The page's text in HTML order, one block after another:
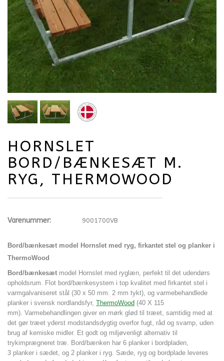
HORNSLET
BORD/BÆNKESÆT M.
RYG, THERMOWOOD
Varenummer: 9001700VB
Bord/bænkesæt model Hornslet med ryg, firkantet stel og planker i
ThermoWood
Bord/bænkesæt model Hornslet med ryglæn, perfekt til det udendørs
opholdsrum. Flot bord/bænkesystem i top kvalitet med firkantet stel i
varmgalvaniseret stål (30 x 50 mm. 2 mm tykt), og varmebehandlede
planker i svensk nordlandsfyr, ThermoWood (40 X 115
mm). Varmebehandlingen giver en mørk glød til træet, samtidig med at
det gør træet yderst modstandsdygtig overfor fugt, råd og svamp, uden
brug af kemiske midler. Et godt og miljøvenligt alternativ til
trykimprægneret træ. Bord/bænken har 6 planker i bordpladen,
3 planker i sædet, og 2 planker i ryg. Sæde, ryg og bordplade leveres